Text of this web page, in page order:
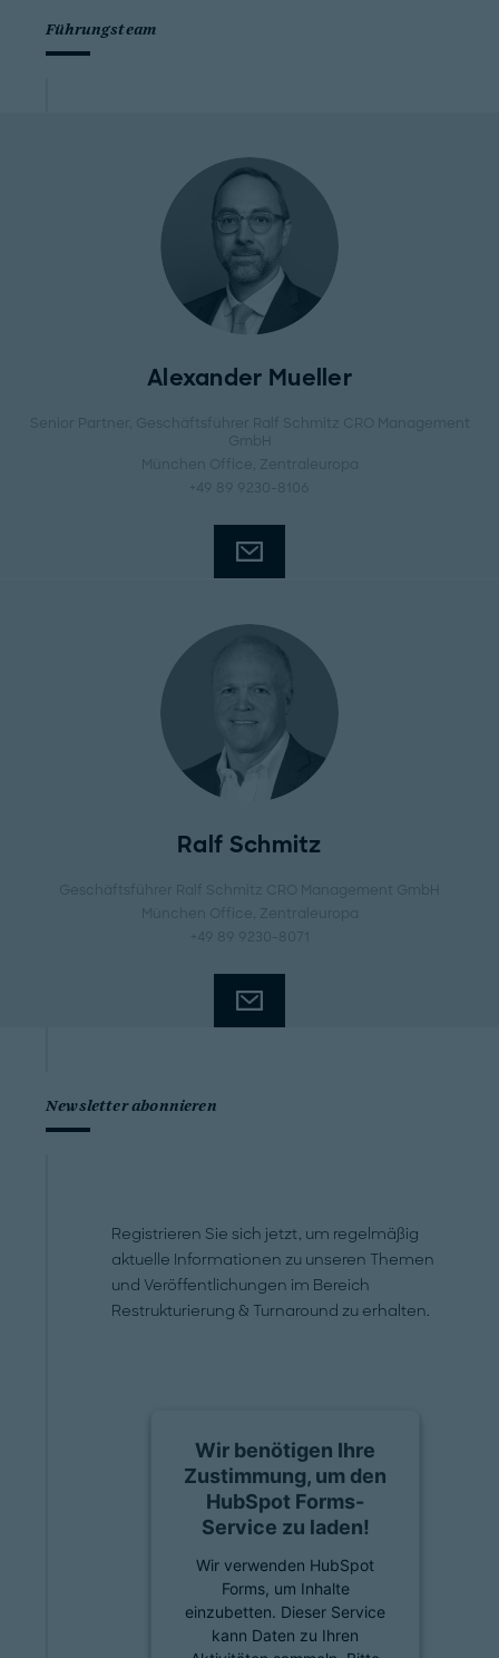
Führungsteam
Alexander Mueller
Senior Partner, Geschäftsführer Ralf Schmitz CRO Management
GmbH
München Office
, Zentraleuropa
+49 89 9230-8106
Ralf Schmitz
Geschäftsführer Ralf Schmitz CRO Management GmbH
München Office
, Zentraleuropa
+49 89 9230-8071
Newsletter abonnieren
Registrieren Sie sich jetzt, um regelmäßig
aktuelle Informationen zu unseren Themen
und Veröffentlichungen im Bereich
Restrukturierung & Turnaround zu erhalten.
Wir benötigen Ihre
Zustimmung, um den
HubSpot Forms-
Service zu laden!
Wir verwenden HubSpot
Forms, um Inhalte
einzubetten. Dieser Service
kann Daten zu Ihren